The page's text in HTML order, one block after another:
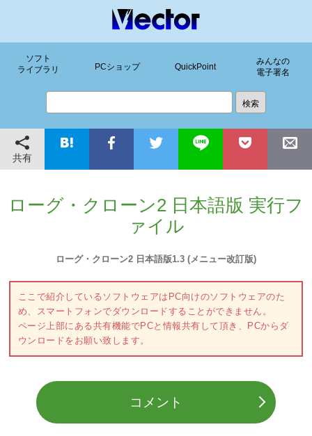
ソフト
ライブラリ
PCショップ QuickPoint
みんなの
電子署名
共有
ローグ・クローン2 日本語版 実行フ
ァイル
ローグ・クローン2 日本語版1.3 (メニュー改訂版)
ここで紹介しているソフトウェアはPC向けのソフトウェアのた
め、スマートフォンでダウンロードすることができません。
ページ上部にある共有機能でPCと情報共有して頂き、PCからダ
ウンロードをお願い致します。
コメント